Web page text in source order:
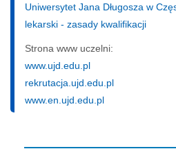
Uniwersytet Jana Długosza w
lekarski - zasady kwalifikacji
Strona www uczelni:
www.ujd.edu.pl
rekrutacja.ujd.edu.pl
www.en.ujd.edu.pl